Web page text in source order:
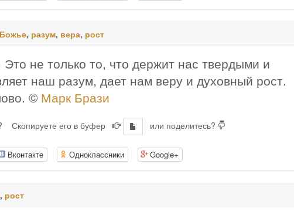
, разум, вера, рост
не только то, что держит нас твердыми и
наш разум, дает нам веру и духовный рост.
© Марк Брази
Скопируете его в буфер или поделитесь?
Вконтакте Одноклассники Google+
, рост